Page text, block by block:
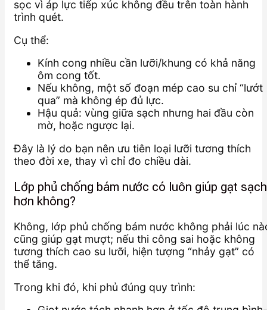
sọc vì áp lực tiếp xúc không đều trên toàn hành
trình quét.
Cụ thể:
Kính cong nhiều cần lưỡi/khung có khả năng
ôm cong tốt.
Nếu không, một số đoạn mép cao su chỉ “lướt
qua” mà không ép đủ lực.
Hậu quả: vùng giữa sạch nhưng hai đầu còn
mờ, hoặc ngược lại.
Đây là lý do bạn nên ưu tiên loại lưỡi tương thích
theo đời xe, thay vì chỉ đo chiều dài.
Lớp phủ chống bám nước có luôn giúp gạt sạch
hơn không?
Không, lớp phủ chống bám nước không phải lúc
cũng giúp gạt mượt; nếu thi công sai hoặc không
tương thích cao su lưỡi, hiện tượng “nhảy gạt” có
thể tăng.
Trong khi đó, khi phủ đúng quy trình: